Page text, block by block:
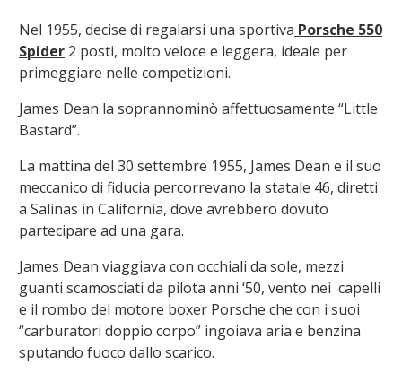
Nel 1955, decise di regalarsi una sportiva Porsche 550
Spider2 posti, molto veloce e leggera, ideale per
primeggiare nelle competizioni.
James Dean la soprannominò affettuosamente “Little
Bastard”.
La mattina del 30 settembre 1955, James Dean e il suo
meccanico di fiducia percorrevano la statale 46, diretti
a Salinas in California, dove avrebbero dovuto
partecipare ad una gara.
James Dean viaggiava con occhiali da sole, mezzi
guanti scamosciati da pilota anni ‘50, vento nei capelli
e il rombo del motore boxer Porsche che con i suoi
“carburatori doppio corpo” ingoiava aria e benzina
sputando fuoco dallo scarico.